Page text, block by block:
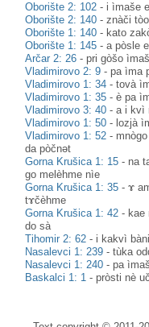
Oborište 2: 102 - i ìmaše
Oborište 2: 140 -znàči
Oborište 1: 140 - kato
Oborište 1: 145 -a pòsle
Arčar 2: 26 -pri gòšo
Vladimirovo 2: 9 -pa ìma
Vladimirovo 1: 34 -tovà
Vladimirovo 1: 35 -è pa
Vladimirovo 3: 40 -a i kvì
Vladimirovo 1: 50 - lozjà
Vladimirovo 1: 52 -
da pòčnət
Gorna Krušica 1: 15 - na
go melèhme nìe
Gorna Krušica 1: 35 -ɤ
tɤčèhme
Gorna Krušica 1: 42 - kae
do sà
Tihomir 2: 62 - i kakvì
Nasalevci 1: 239 -tùka
Nasalevci 1: 240 -pa
Baskalci 1: 1 -pròsti nè